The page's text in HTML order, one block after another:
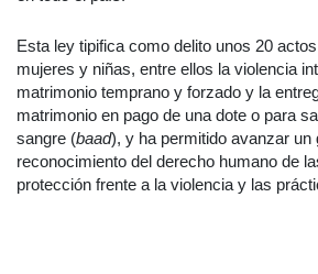
Esta ley tipifica como delito unos 20
mujeres y niñas, entre ellos la violencia
matrimonio temprano y forzado y la
matrimonio en pago de una dote o para
sangre (baad), y ha permitido avanzar un
reconocimiento del derecho humano de
protección frente a la violencia y las